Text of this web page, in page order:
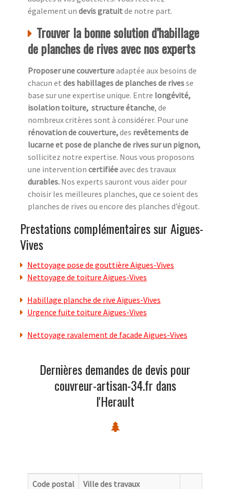
également un devis gratuitde notre part.
Trouver la bonne solution d’habillage
de planches de rives avec nos experts
Proposer une couvertureadaptée aux besoins de
chacun et des habillages de planches de rivesse
base sur une expertise unique. Entre longévité,
isolation toiture, structure étanche, de
nombreux critères sont à considérer. Pour une
rénovation de couverture,des revêtements de
lucarne et pose de planche de rives sur un pignon,
sollicitez notre expertise. Nous vous proposons
une intervention certifiéeavec des travaux
durables. Nos experts sauront vous aider pour
choisir les meilleures planches, que ce soient des
planches de rives ou encore des planches d’égout.
Prestations complémentaires sur Aigues-
Vives
Nettoyage pose de gouttière Aigues-Vives
Nettoyage de toiture Aigues-Vives
Habillage planche de rive Aigues-Vives
Urgence fuite toiture Aigues-Vives
Nettoyage ravalement de facade Aigues-Vives
Dernières demandes de devis pour
couvreur-artisan-34.fr dans
l'Herault
Code postal Ville des travaux